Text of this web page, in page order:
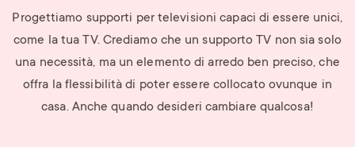
Progettiamo supporti per televisionicapaci di essere unici,
come la tuaTV. Crediamo che un supporto TV non sia solo
una necessità, ma un elemento di arredo ben preciso, che
offra la flessibilità di poter essere collocato ovunque in
casa. Anche quando desideri cambiare qualcosa!